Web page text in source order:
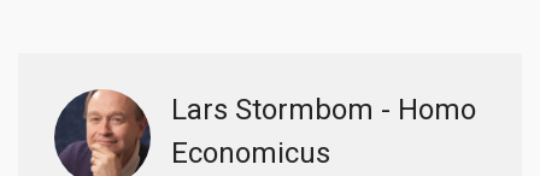
Lars Stormbom - Homo
Economicus